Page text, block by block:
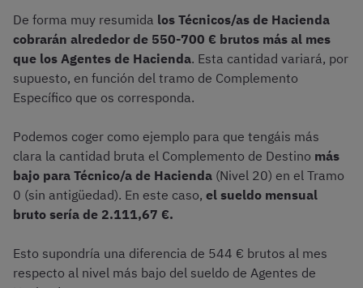
De forma muy resumida los Técnicos/as de Hacienda
cobrarán alrededor de 550-700 € brutos más al mes
que los Agentes de Hacienda. Esta cantidad variará, por
supuesto, en función del tramo de Complemento
Específico que os corresponda.
Podemos coger como ejemplo para que tengáis más
clara la cantidad bruta el Complemento de Destino más
bajo para Técnico/a de Hacienda (Nivel 20) en el Tramo
0 (sin antigüedad). En este caso, el sueldo mensual
bruto sería de 2.111,67 €.
Esto supondría una diferencia de 544 € brutos al mes
respecto al nivel más bajo del sueldo de Agentes de